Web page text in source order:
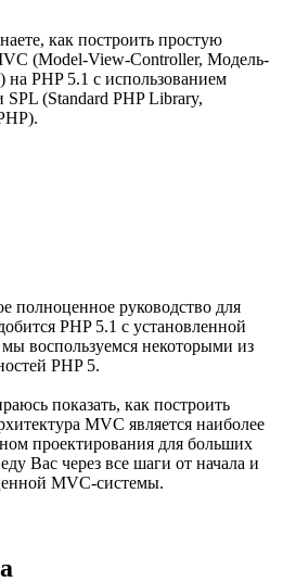
как построить простую
(Model-View-Controller, Модель-
PHP 5.1 с использованием
(Standard PHP Library,
полноценное руководство для
PHP 5.1 с установленной
воспользуемся некоторыми из
PHP 5.
показать, как построить
MVC является наиболее
проектирования для больших
Вас через все шаги от начала и
MVC-системы.